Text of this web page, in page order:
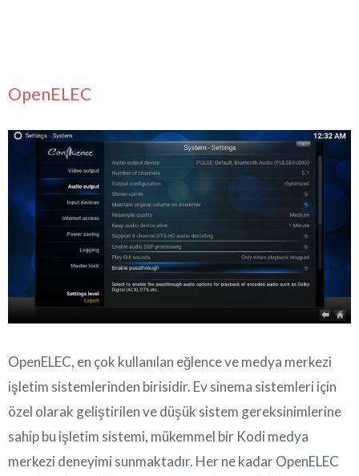
OpenELEC
OpenELEC, en çok kullanılan eğlence ve medya merkezi
işletim sistemlerinden birisidir. Ev sinema sistemleri için
özel olarak geliştirilen ve düşük sistem gereksinimlerine
sahip bu işletim sistemi, mükemmel bir Kodi medya
merkezi deneyimi sunmaktadır. Her ne kadar OpenELEC